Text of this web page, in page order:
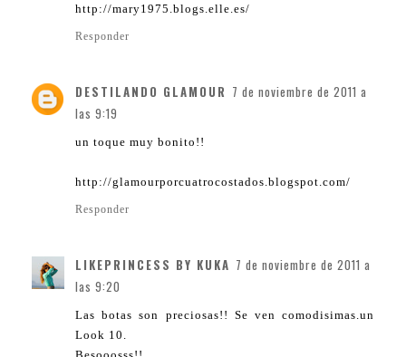
http://mary1975.blogs.elle.es/
Responder
DESTILANDO GLAMOUR 7 de noviembre de 2011 a
las 9:19
un toque muy bonito!!
http://glamourporcuatrocostados.blogspot.com/
Responder
LIKEPRINCESS BY KUKA 7 de noviembre de 2011 a
las 9:20
Las botas son preciosas!! Se ven comodisimas.un
Look 10.
Besooosss!!